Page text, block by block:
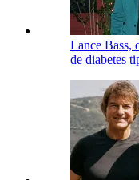
Lance Bass,
de diabetes